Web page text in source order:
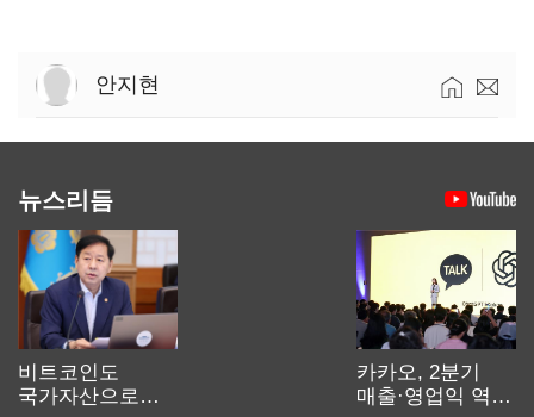
안지현
뉴스리듬
비트코인도
국가자산으로…'
카카오, 2분기
매출·영업익 역대